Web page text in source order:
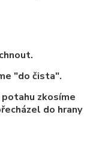
"do čista".
zkosíme
do hrany